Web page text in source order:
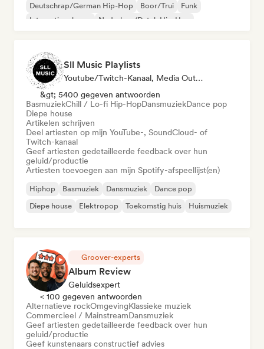
Deutschrap/German Hip-Hop
Boor/Trui
Funk
Internationale rap
Nederhop/Dutch Hip-Hop
Sll Music Playlists
Youtube/Twitch-Kanaal, Media Outlet/Journalist, Afspeellijst Curator, Geluidsexpert
&gt; 5400 gegeven antwoorden
BasmuziekChill / Lo-fi Hip-HopDansmuziekDance pop
Diepe house
Artikelen schrijven
Deel artiesten op mijn YouTube-, SoundCloud- of
Twitch-kanaal
Geef artiesten gedetailleerde feedback over hun
geluid/productie
Artiesten toevoegen aan mijn Spotify-afspeellijst(en)
Hiphop Basmuziek Dansmuziek
Dance pop
Diepe house
Elektropop Toekomstig huis Huismuziek
Groover-experts
Album Review
Geluidsexpert
< 100 gegeven antwoorden
Alternatieve rockOmgevingKlassieke muziek
Commercieel / MainstreamDansmuziek
Geef artiesten gedetailleerde feedback over hun
geluid/productie
Geef kunstenaars constructief advies